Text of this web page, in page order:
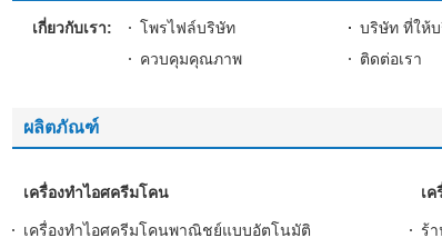
เกี่ยวกับเรา: โพรไฟล์บริษัท บริษัท ที่ให้บ
ควบคุมคุณภาพ
ติดต่อเรา
ผลิตภัณฑ์
เครื่องทำไอศครีมโคน
เครื่องทำไอศครีมโคนพาณิชย์แบบอัตโนมัติ
เ
ร้